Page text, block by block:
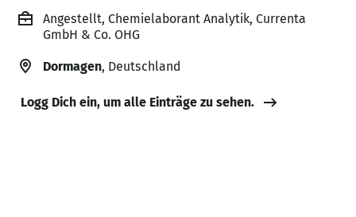
Angestellt, Chemielaborant Analytik, Currenta
GmbH & Co. OHG
Dormagen, Deutschland
Logg Dich ein, um alle Einträge zu sehen.